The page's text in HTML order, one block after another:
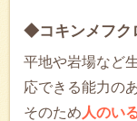
◆コキンメフク
平地や岩場など
応できる能力の
そのため 人のい